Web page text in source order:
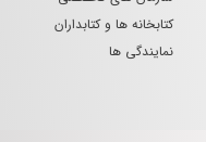
کتابخانه ها و کتابداران
نمایندگی ها